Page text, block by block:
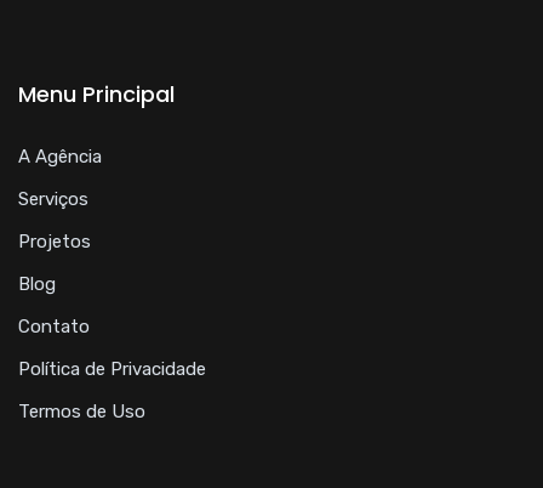
Menu Principal
A Agência
Serviços
Projetos
Blog
Contato
Política de Privacidade
Termos de Uso